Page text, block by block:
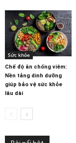
Sức khỏe
Chế độ ăn chống viêm:
Nền tảng dinh dưỡng
giúp bảo vệ sức khỏe
lâu dài